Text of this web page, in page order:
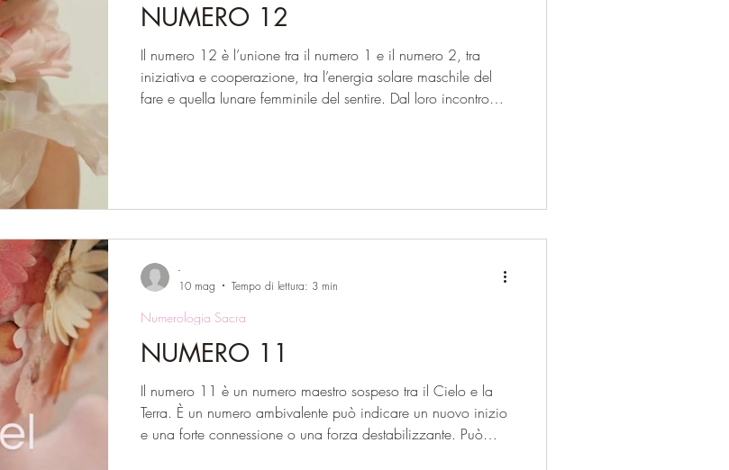
NUMERO 12
Il numero 12 è l’unione tra il numero 1 e il numero 2, tra
iniziativa e cooperazione, tra l’energia solare maschile del
fare e quella lunare femminile del sentire. Dal loro incontro
in avanti con coraggio e determinazione. Il 2, invece, è l’a
NUMERO 11
Il numero 11 è un numero maestro sospeso tra il Cielo e la
Terra. È un numero ambivalente può indicare un nuovo inizio
e una forte connessione o una forza destabilizzante. Può
Numerologia Sacra
-
10 mag
Tempo di lettura: 3 min